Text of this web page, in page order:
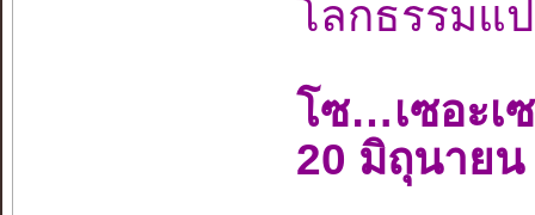
โลกธรรมแ
โซ…เซอะเ
20 มิถุนายน